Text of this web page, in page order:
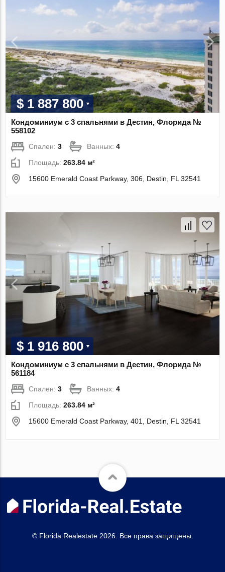
$ 1 887 800
Кондоминиум с 3 спальнями в Дестин, Флорида №
558102
Спален:3 Ванных:4
Площадь:263.84 м²
15600 Emerald Coast Parkway, 306, Destin, FL 32541
$ 1 916 800
Кондоминиум с 3 спальнями в Дестин, Флорида №
561184
Спален:3 Ванных:4
Площадь:263.84 м²
15600 Emerald Coast Parkway, 401, Destin, FL 32541
© Florida.Realestate 2026. Все права защищены.